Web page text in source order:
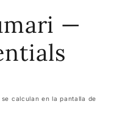
—
se calculan en la pantalla de